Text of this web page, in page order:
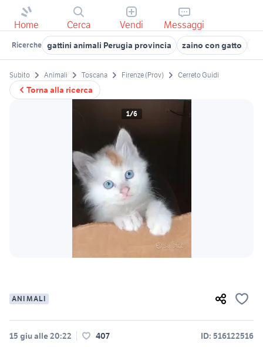
Home Cerca Vendi Messaggi
Ricerche gattini animali Perugia provincia zaino con gatto
Torna alla ricerca
Subito Animali Toscana Firenze (Prov) Cerreto Guidi
1/6
ANIMALI
15 giu alle 20:22 407 ID: 516122516